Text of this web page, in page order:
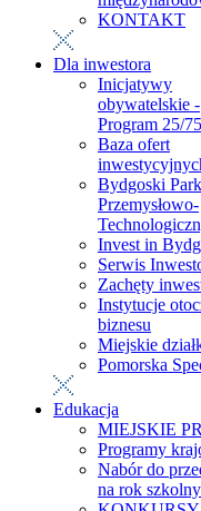
KONTAKT
Dla inwestora
Inicjatywy
obywatelskie -
Program 25/75
Baza ofert
Bydgoski Park
Przemysłowo-
Invest in
Serwis
Zachęty
Instytucje
biznesu
Miejskie
Pomorska
Edukacja
MIEJSKIE
Programy
Nabór do
na rok